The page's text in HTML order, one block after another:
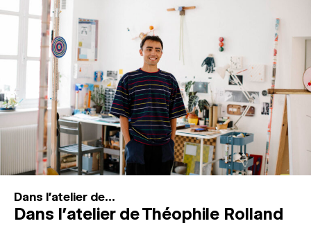
MAGAZINE
ESPACES DE PRATIQUE ARTISTIQUE ↓
Recherche
Connexion
Dans l'atelier de...
Dans l’atelier de Théophile Rolland